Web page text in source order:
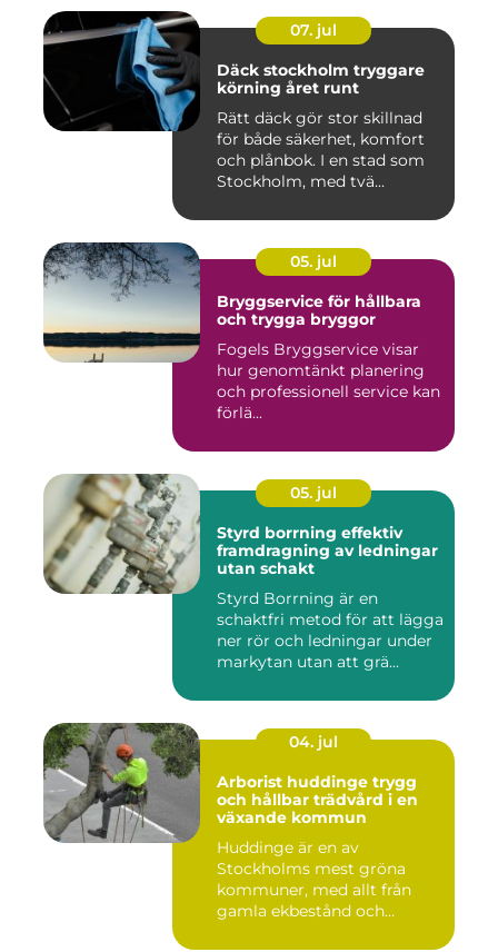
07. jul
Däck stockholm tryggare
körning året runt
Rätt däck gör stor skillnad
för både säkerhet, komfort
och plånbok. I en stad som
Stockholm, med tvä...
05. jul
Bryggservice för hållbara
och trygga bryggor
Fogels Bryggservice visar
hur genomtänkt planering
och professionell service kan
förlä...
05. jul
Styrd borrning effektiv
framdragning av ledningar
utan schakt
Styrd Borrning är en
schaktfri metod för att lägga
ner rör och ledningar under
markytan utan att grä...
04. jul
Arborist huddinge trygg
och hållbar trädvård i en
växande kommun
Huddinge är en av
Stockholms mest gröna
kommuner, med allt från
gamla ekbestånd och